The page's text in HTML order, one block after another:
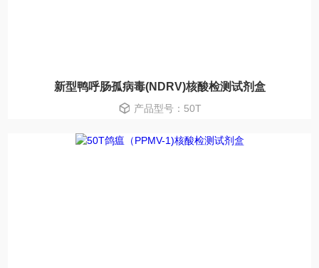
新型鸭呼肠孤病毒(NDRV)核酸检测试剂盒
产品型号：50T